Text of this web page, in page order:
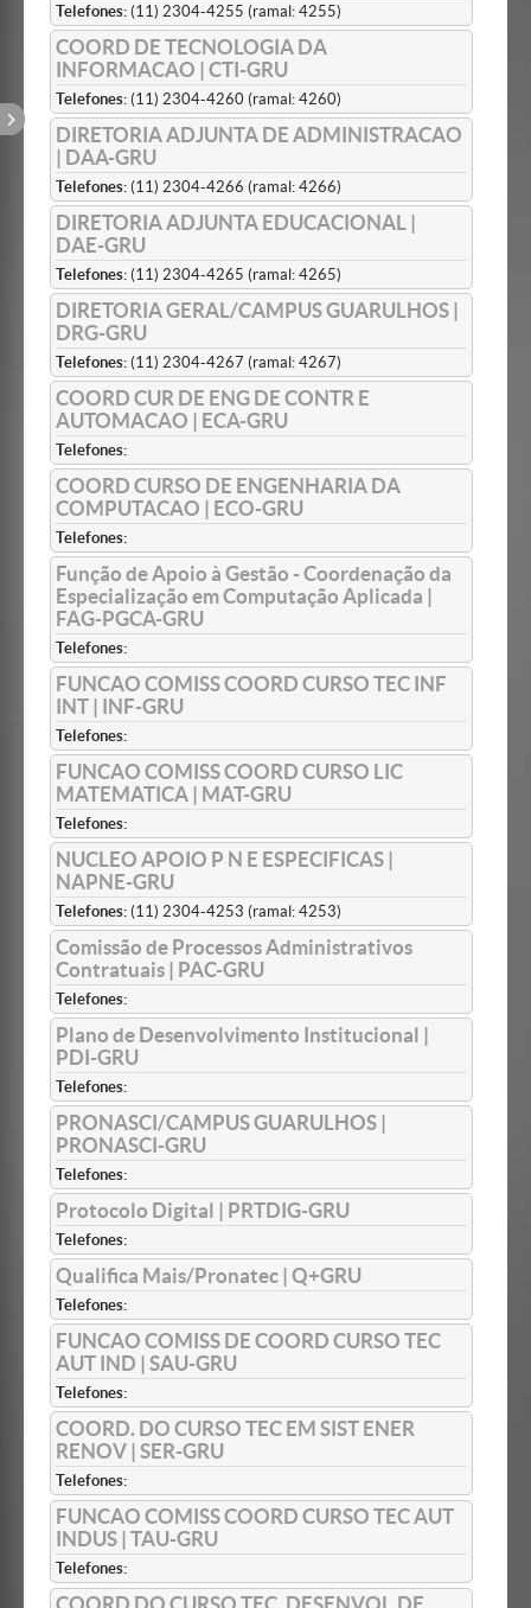
Telefones: (11) 2304-4255 (ramal: 4255)
COORD DE TECNOLOGIA DA
INFORMACAO | CTI-GRU
Telefones: (11) 2304-4260 (ramal: 4260)
DIRETORIA ADJUNTA DE ADMINISTRACAO
| DAA-GRU
Telefones: (11) 2304-4266 (ramal: 4266)
DIRETORIA ADJUNTA EDUCACIONAL |
DAE-GRU
Telefones: (11) 2304-4265 (ramal: 4265)
DIRETORIA GERAL/CAMPUS GUARULHOS |
DRG-GRU
Telefones: (11) 2304-4267 (ramal: 4267)
COORD CUR DE ENG DE CONTR E
AUTOMACAO | ECA-GRU
Telefones:
COORD CURSO DE ENGENHARIA DA
COMPUTACAO | ECO-GRU
Telefones:
Função de Apoio à Gestão - Coordenação da
Especialização em Computação Aplicada |
FAG-PGCA-GRU
Telefones:
FUNCAO COMISS COORD CURSO TEC INF
INT | INF-GRU
Telefones:
FUNCAO COMISS COORD CURSO LIC
MATEMATICA | MAT-GRU
Telefones:
NUCLEO APOIO P N E ESPECIFICAS |
NAPNE-GRU
Telefones: (11) 2304-4253 (ramal: 4253)
Comissão de Processos Administrativos
Contratuais | PAC-GRU
Telefones:
Plano de Desenvolvimento Institucional |
PDI-GRU
Telefones:
PRONASCI/CAMPUS GUARULHOS |
PRONASCI-GRU
Telefones:
Protocolo Digital | PRTDIG-GRU
Telefones:
Qualifica Mais/Pronatec | Q+GRU
Telefones:
FUNCAO COMISS DE COORD CURSO TEC
AUT IND | SAU-GRU
Telefones:
COORD. DO CURSO TEC EM SIST ENER
RENOV | SER-GRU
Telefones:
FUNCAO COMISS COORD CURSO TEC AUT
INDUS | TAU-GRU
Telefones: